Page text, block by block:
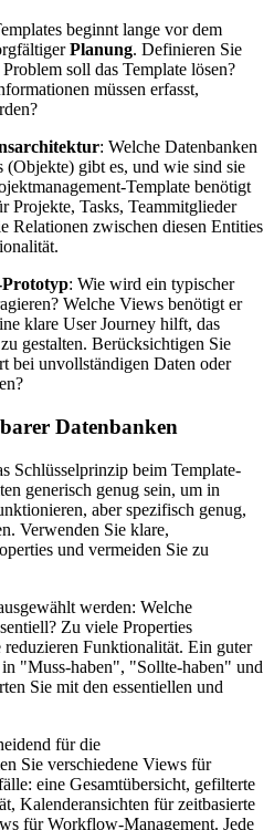
beginnt lange vor dem
Planung. Definieren Sie
soll das Template lösen?
müssen erfasst,
: Welche Datenbanken
(Objekte) gibt es, und wie sind sie
Template benötigt
Projekte, Tasks, Teammitglieder
Relationen zwischen diesen Entities
: Wie wird ein typischer
Welche Views benötigt er
klare User Journey hilft, das
gestalten. Berücksichtigen Sie
bei unvollständigen Daten oder
Datenbanken
Schlüsselprinzip beim Template-
generisch genug sein, um in
aber spezifisch genug,
Verwenden Sie klare,
und vermeiden Sie zu
werden: Welche
Zu viele Properties
Funktionalität. Ein guter
"Muss-haben", "Sollte-haben" und
Sie mit den essentiellen und
für die
Sie verschiedene Views für
eine Gesamtübersicht, gefilterte
Kalenderansichten für zeitbasierte
für Workflow-Management. Jede